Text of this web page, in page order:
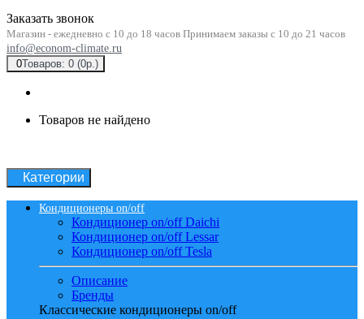
Заказать звонок
Магазин - ежедневно с 10 до 18 часов Принимаем заказы с 10 до 21 часов
info@econom-climate.ru
0Товаров: 0 (0р.)
Товаров не найдено
Категории
Кондиционеры on/off
Кондиционер on/off Daichi
Кондиционер on/off Lessar
Кондиционер on/off Tesla
Описание
Бренды
Классические кондиционеры on/off